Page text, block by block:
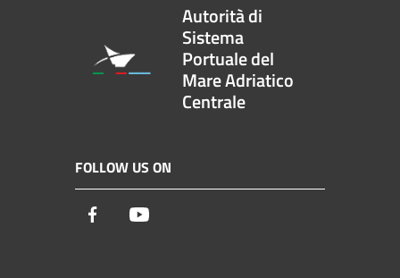
Autorità di
Sistema
Portuale del
Mare Adriatico
Centrale
FOLLOW US ON
Facebook